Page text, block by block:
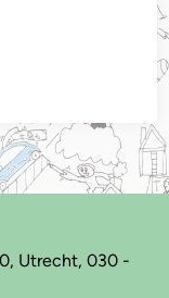
Utrecht, 030 -